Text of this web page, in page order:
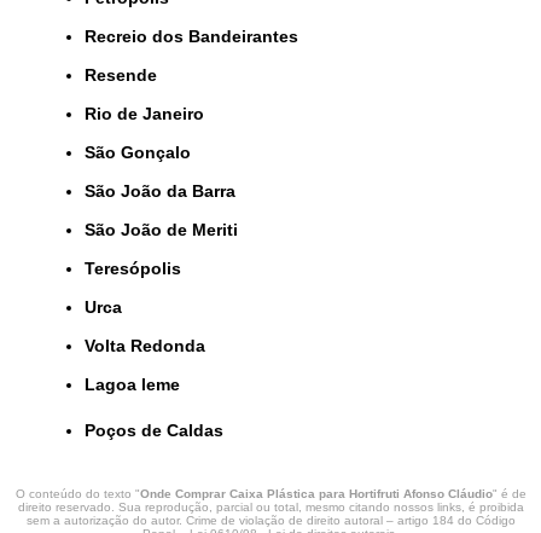
Recreio dos Bandeirantes
Resende
Rio de Janeiro
São Gonçalo
São João da Barra
São João de Meriti
Teresópolis
Urca
Volta Redonda
lagoa leme
Poços de Caldas
O conteúdo do texto "Onde Comprar Caixa Plástica para Hortifruti Afonso Cláudio" é de
direito reservado. Sua reprodução, parcial ou total, mesmo citando nossos links, é proibida
sem a autorização do autor. Crime de violação de direito autoral – artigo 184 do Código